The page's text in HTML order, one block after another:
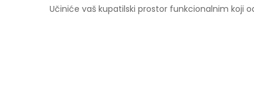
Učiniće vaš kupatilski prostor funkcionalnim koji